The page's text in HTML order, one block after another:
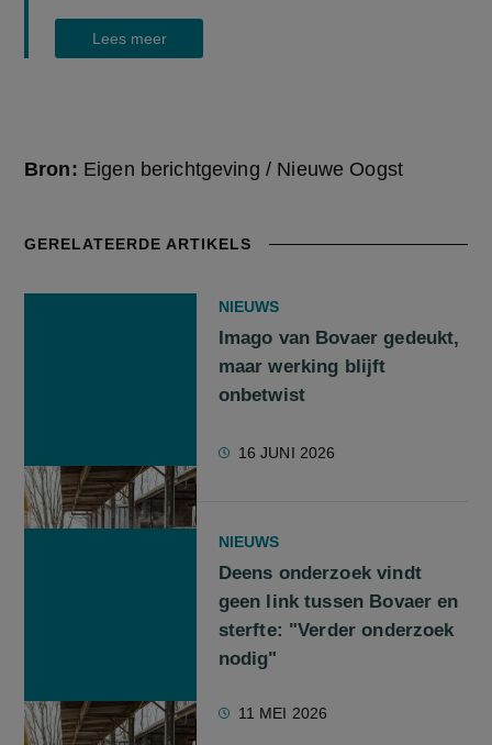
Lees meer
Bron: Eigen berichtgeving / Nieuwe Oogst
GERELATEERDE ARTIKELS
NIEUWS
Imago van Bovaer gedeukt,
maar werking blijft
onbetwist
16 JUNI 2026
NIEUWS
Deens onderzoek vindt
geen link tussen Bovaer en
sterfte: "Verder onderzoek
nodig"
11 MEI 2026